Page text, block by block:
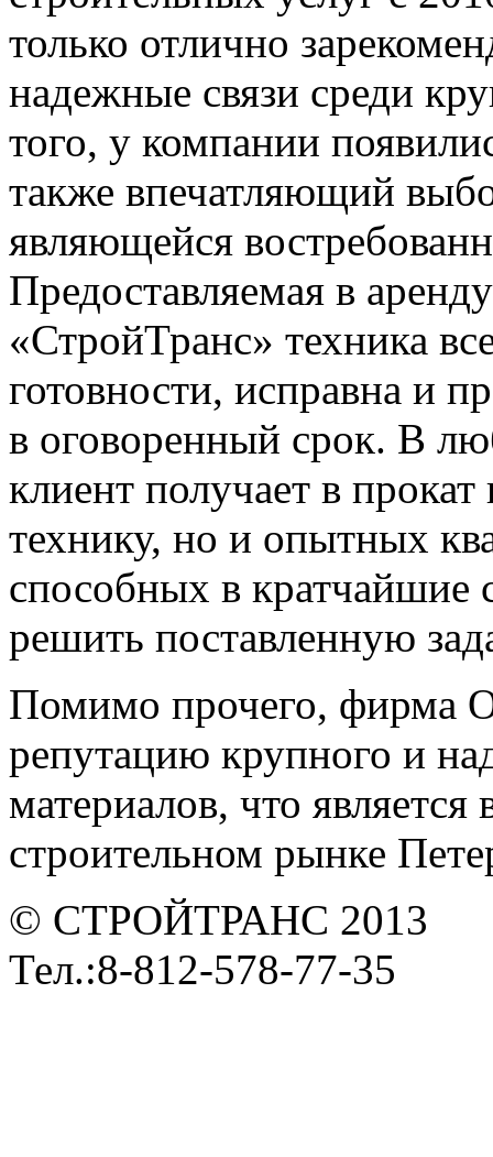
только отлично
надежные связи среди
того, у компании
также впечатляющий
являющейся
Предоставляемая в
«СтройТранс» техника
готовности, исправна и
в оговоренный срок. В
клиент получает в
технику, но и опытных
способных в
решить поставленную
Помимо прочего, фирма
репутацию крупного и
материалов, что
строительном рынке
© СТРОЙТРАНС 2013
Тел.:8-812-578-77-35